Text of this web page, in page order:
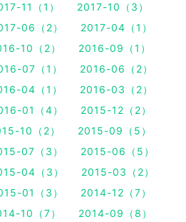
11（1）
2017-10（3）
06（2）
2017-04（1）
10（2）
2016-09（1）
07（1）
2016-06（2）
04（1）
2016-03（2）
01（4）
2015-12（2）
10（2）
2015-09（5）
07（3）
2015-06（5）
04（3）
2015-03（2）
01（3）
2014-12（7）
10（7）
2014-09（8）